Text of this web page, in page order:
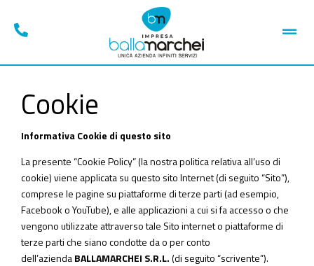
Cookie
Informativa Cookie di questo sito
La presente “Cookie Policy” (la nostra politica relativa all’uso di
cookie) viene applicata su questo sito Internet (di seguito “Sito”),
comprese le pagine su piattaforme di terze parti (ad esempio,
Facebook o YouTube), e alle applicazioni a cui si fa accesso o che
vengono utilizzate attraverso tale Sito internet o piattaforme di
terze parti che siano condotte da o per conto
dell’aziendaBALLAMARCHEI S.R.L.(di seguito “scrivente”).